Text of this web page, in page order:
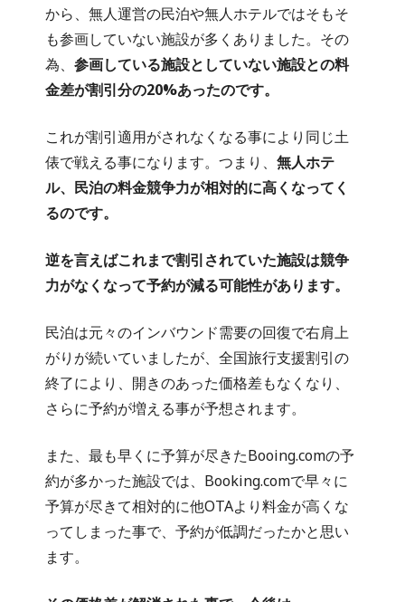
から、無人運営の民泊や無人ホテルではそもそ
も参画していない施設が多くありました。その
為、 参画している施設としていない施設との料
金差が割引分の20%あったのです。
これが割引適用がされなくなる事により同じ土
俵で戦える事になります。つまり、 無人ホテ
ル、民泊の料金競争力が相対的に高くなってく
るのです。
逆を言えばこれまで割引されていた施設は競争
力がなくなって予約が減る可能性があります。
民泊は元々のインバウンド需要の回復で右肩上
がりが続いていましたが、全国旅行支援割引の
終了により、開きのあった価格差もなくなり、
さらに予約が増える事が予想されます。
また、最も早くに予算が尽きたBooing.comの予
約が多かった施設では、Booking.comで早々に
予算が尽きて相対的に他OTAより料金が高くな
ってしまった事で、予約が低調だったかと思い
ます。